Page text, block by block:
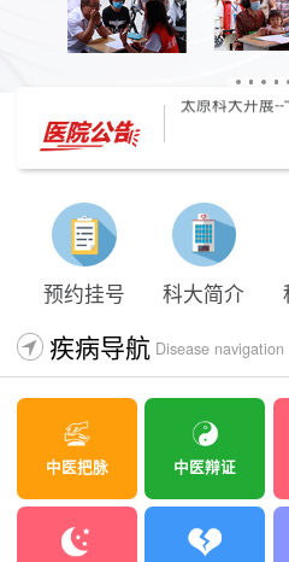
太原科大开展--
预约挂号 科大简介
疾病导航 Disease navigation
中医把脉 中医辩证